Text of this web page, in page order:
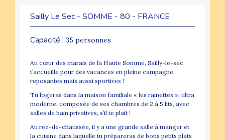
Sailly Le Sec - SOMME - 80 - FRANCE
Capacité : 35 personnes
Au cœur des marais de la Haute Somme, Sailly-le-sec
t’accueille pour des vacances en pleine campagne,
reposantes mais aussi sportives !
Tu logeras dans la maison familiale « les rainettes », ultra
moderne, composée de ses chambres de 2 à 5 lits, avec
salles de bain privatives, s’il te plaît !
Au rez-de-chaussée, il y a une grande salle à manger et
la cuisine dans laquelle tu prépareras de bons petits plats